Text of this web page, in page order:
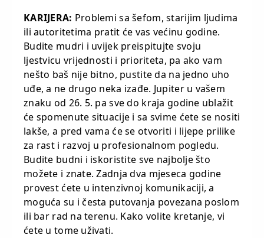
KARIJERA: Problemi sa šefom, starijim ljudima
ili autoritetima pratit će vas većinu godine.
Budite mudri i uvijek preispitujte svoju
ljestvicu vrijednosti i prioriteta, pa ako vam
nešto baš nije bitno, pustite da na jedno uho
uđe, a ne drugo neka izađe. Jupiter u vašem
znaku od 26. 5. pa sve do kraja godine ublažit
će spomenute situacije i sa svime ćete se nositi
lakše, a pred vama će se otvoriti i lijepe prilike
za rast i razvoj u profesionalnom pogledu.
Budite budni i iskoristite sve najbolje što
možete i znate. Zadnja dva mjeseca godine
provest ćete u intenzivnoj komunikaciji, a
moguća su i česta putovanja povezana poslom
ili bar rad na terenu. Kako volite kretanje, vi
ćete u tome uživati.